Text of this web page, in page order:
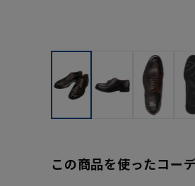
この商品を使ったコー